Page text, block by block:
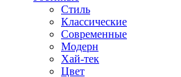
Стиль
Классические
Современные
Модерн
Хай-тек
Цвет